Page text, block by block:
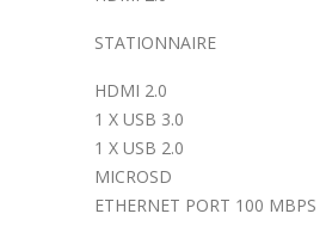
STATIONNAIRE
HDMI 2.0
1 X USB 3.0
1 X USB 2.0
MICROSD
ETHERNET PORT 100 MBPS